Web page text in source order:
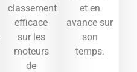
classement
efficace
sur les
moteurs
de
et en
avance sur
son
temps.​